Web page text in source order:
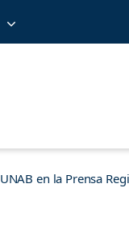
UNAB en la Prensa